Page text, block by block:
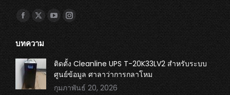
Find us on:
Facebook
page
opens
in
new
window
X
page
opens
in
new
window
YouTube
page
opens
in
new
window
Instagram
page
opens
in
new
window
บทความ
ติดตั้ง Cleanline UPS T-20K33LV2 สำหรับระบบ
ศูนย์ข้อมูล ศาลาว่าการกลาโหม
กุมภาพันธ์ 20, 2026